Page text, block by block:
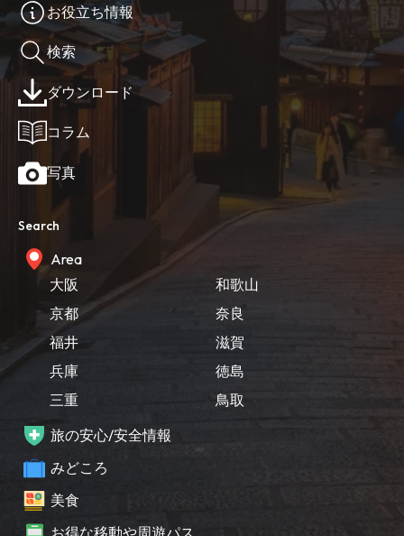
お役立ち情報
検索
ダウンロード
コラム
写真
Search
Area
大阪
京都
福井
兵庫
三重
和歌山
奈良
滋賀
徳島
鳥取
旅の安心/安全情報
みどころ
美食
お得な移動や周遊パス